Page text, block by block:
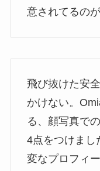
意されてるのが
飛び抜けた安
かけない。
る、顔写真で
4点をつけまし
変なプロフィ